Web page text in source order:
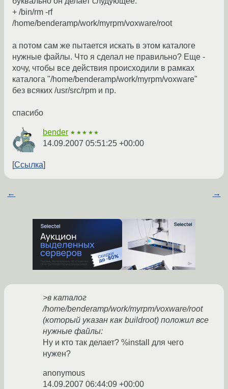
+ /bin/rm -rf
/home/benderamp/work/myrpm/voxware/root
а потом сам же пытается искать в этом каталоге
нужные файлы. Что я сделал не правильно? Еще -
хочу, чтобы все действия происходили в рамках
каталога "/home/benderamp/work/myrpm/voxware"
без всяких /usr/src/rpm и пр.
спасибо
bender ★★★★★
14.09.2007 05:51:25 +00:00
Ссылка
← →
>в каталог
/home/benderamp/work/myrpm/voxware/root
(который указан как buildroot) положил все
нужные файлы:
Ну и кто так делает? %install для чего
нужен?
anonymous
14.09.2007 06:44:09 +00:00